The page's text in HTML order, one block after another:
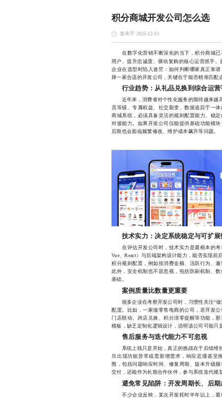
积分商城开发公司怎么选
发布于 2025-12-13
在数字化营销不断深化的当下，积分商城已
用户、提升忠诚度、驱动复购的核心运营抓手
企业在选型时陷入迷茫：如何判断哪家真正靠
择一家合适的开发公司，关键在于能否精准匹
行业趋势：从礼品兑换到综合运营
近年来，消费者对个性化服务的期待越来越
员等级、专属权益、社交裂变、数据追踪于一
商城系统，必须具备灵活的规则配置能力、稳
对接能力。如果开发公司仅能提供基础功能模
后期也会面临频繁修改、维护成本飙升等问题。
技术实力：决定系统稳定与可扩
在评估开发公司时，技术实力是最根本的考
Vue、React）与后端架构设计能力，能否实现
积分规则配置，例如按消费金额、活跃行为、
此外，安全机制也不容忽视，包括防刷机制、
基础。
案例质量比数量更重要
很多企业在考察开发公司时，习惯性关注“做
配度。比如，一家做零售电商的公司，若开发
门店联动、跨店兑换、积分清零提醒等功能，
模板，缺乏定制化逻辑设计，说明该公司可能只
售后服务与迭代能力不可忽视
系统上线只是开始，真正的挑战在于后续维
旦出现功能异常或需新增需求，响应迟缓甚至
围，包括问题响应时间、修复周期、版本升级
交付，还能作为长期合作伙伴，参与系统迭代规
避免常见陷阱：开发周期长、后
不少企业反映，某次开发耗时半年以上，最